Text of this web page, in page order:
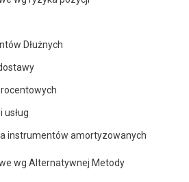
Dłużnych
usług
instrumentów amortyzowanych
wg Alternatywnej Metody